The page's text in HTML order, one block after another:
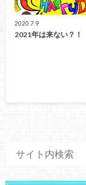
2020.7.9
2021年は来ない？！